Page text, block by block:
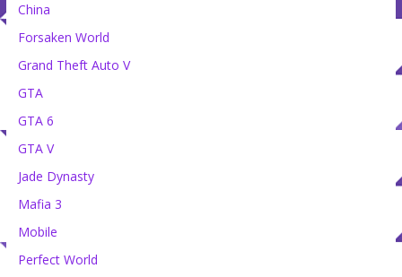
China
Forsaken World
Grand Theft Auto V
GTA
GTA 6
GTA V
Jade Dynasty
Mafia 3
Mobile
Perfect World